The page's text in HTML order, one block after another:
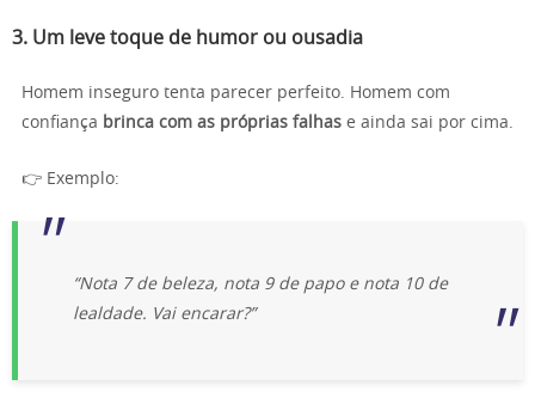
3. Um leve toque de humor ou ousadia
Homem inseguro tenta parecer perfeito. Homem com
confiança brinca com as próprias falhas e ainda sai por cima.
👉 Exemplo:
“Nota 7 de beleza, nota 9 de papo e nota 10 de
lealdade. Vai encarar?”